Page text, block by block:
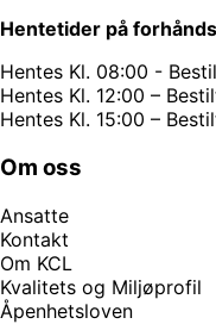
Hentetider på
Hentes Kl. 08:00 -
Hentes Kl. 12:00 –
Hentes Kl. 15:00 –
Om oss
Ansatte
Kontakt
Om KCL
Kvalitets og Miljøprofil
Åpenhetsloven